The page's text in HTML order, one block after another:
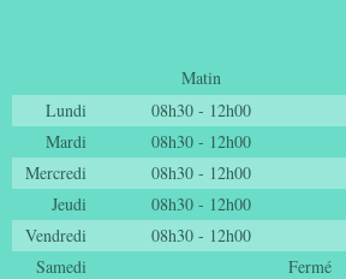
Matin
Lundi
08h30 - 12h00
Mardi
08h30 - 12h00
Mercredi
08h30 - 12h00
Jeudi
08h30 - 12h00
Vendredi
08h30 - 12h00
Samedi
Fermé